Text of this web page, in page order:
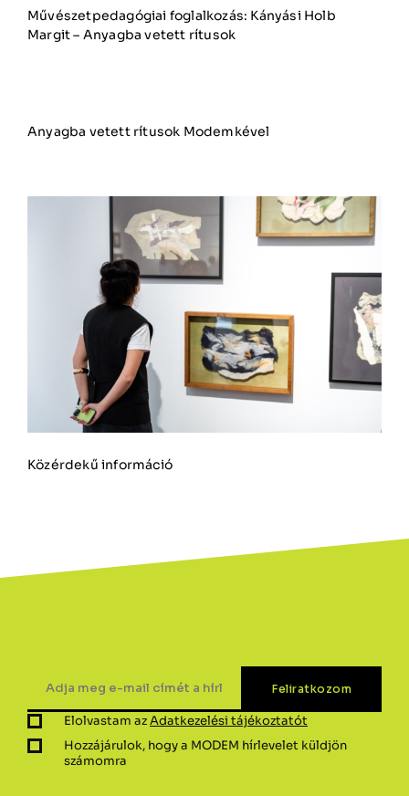
Művészetpedagógiai foglalkozás: Kányási Holb
Margit – Anyagba vetett rítusok
Anyagba vetett rítusok Modemkével
Közérdekű információ
Elolvastam azAdatkezelési tájékoztatót
Hozzájárulok, hogy a MODEM hírlevelet küldjön
számomra